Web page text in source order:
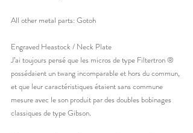
All other metal parts: Gotoh
Engraved Heastock / Neck Plate
J’ai toujours pensé que les micros de type Filtertron ®
possédaient un twang incomparable et hors du commun,
et que leur caractéristiques étaient sans commune
mesure avec le son produit par des doubles bobinages
classiques de type Gibson.